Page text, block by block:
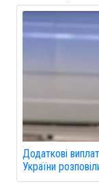
Додаткові
України